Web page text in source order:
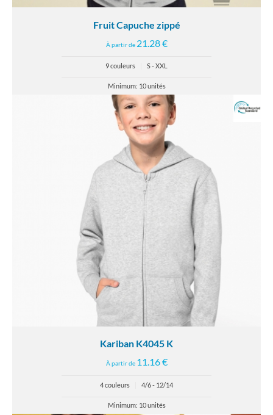
Fruit Capuche zippé
À partir de 21.28 €
9 couleurs S - XXL
Minimum: 10 unités
Kariban K4045 K
À partir de 11.16 €
4 couleurs 4/6 - 12/14
Minimum: 10 unités